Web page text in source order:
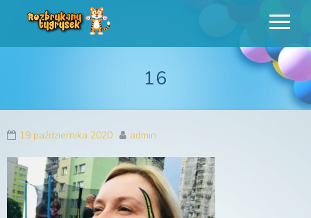
Rozbrykany
Profesjonalne animacje urodzinowe dla dzieci
16
19 października 2020 admin